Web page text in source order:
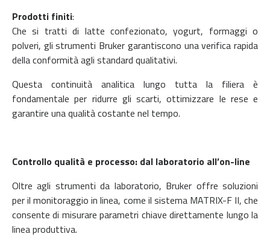
Prodotti finiti:
Che si tratti di latte confezionato, yogurt, formaggi o
polveri, gli strumenti Bruker garantiscono una verifica rapida
della conformità agli standard qualitativi.
Questa continuità analitica lungo tutta la filiera è
fondamentale per ridurre gli scarti, ottimizzare le rese e
garantire una qualità costante nel tempo.
Controllo qualità e processo: dal laboratorio all’on-line
Oltre agli strumenti da laboratorio, Bruker offre soluzioni
per il monitoraggio in linea, come il sistema MATRIX-F II, che
consente di misurare parametri chiave direttamente lungo la
linea produttiva.